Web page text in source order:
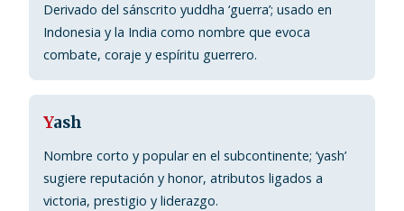
Derivado del sánscrito yuddha ‘guerra’; usado en
Indonesia y la India como nombre que evoca
combate, coraje y espíritu guerrero.
Yash
Nombre corto y popular en el subcontinente; ‘yash’
sugiere reputación y honor, atributos ligados a
victoria, prestigio y liderazgo.